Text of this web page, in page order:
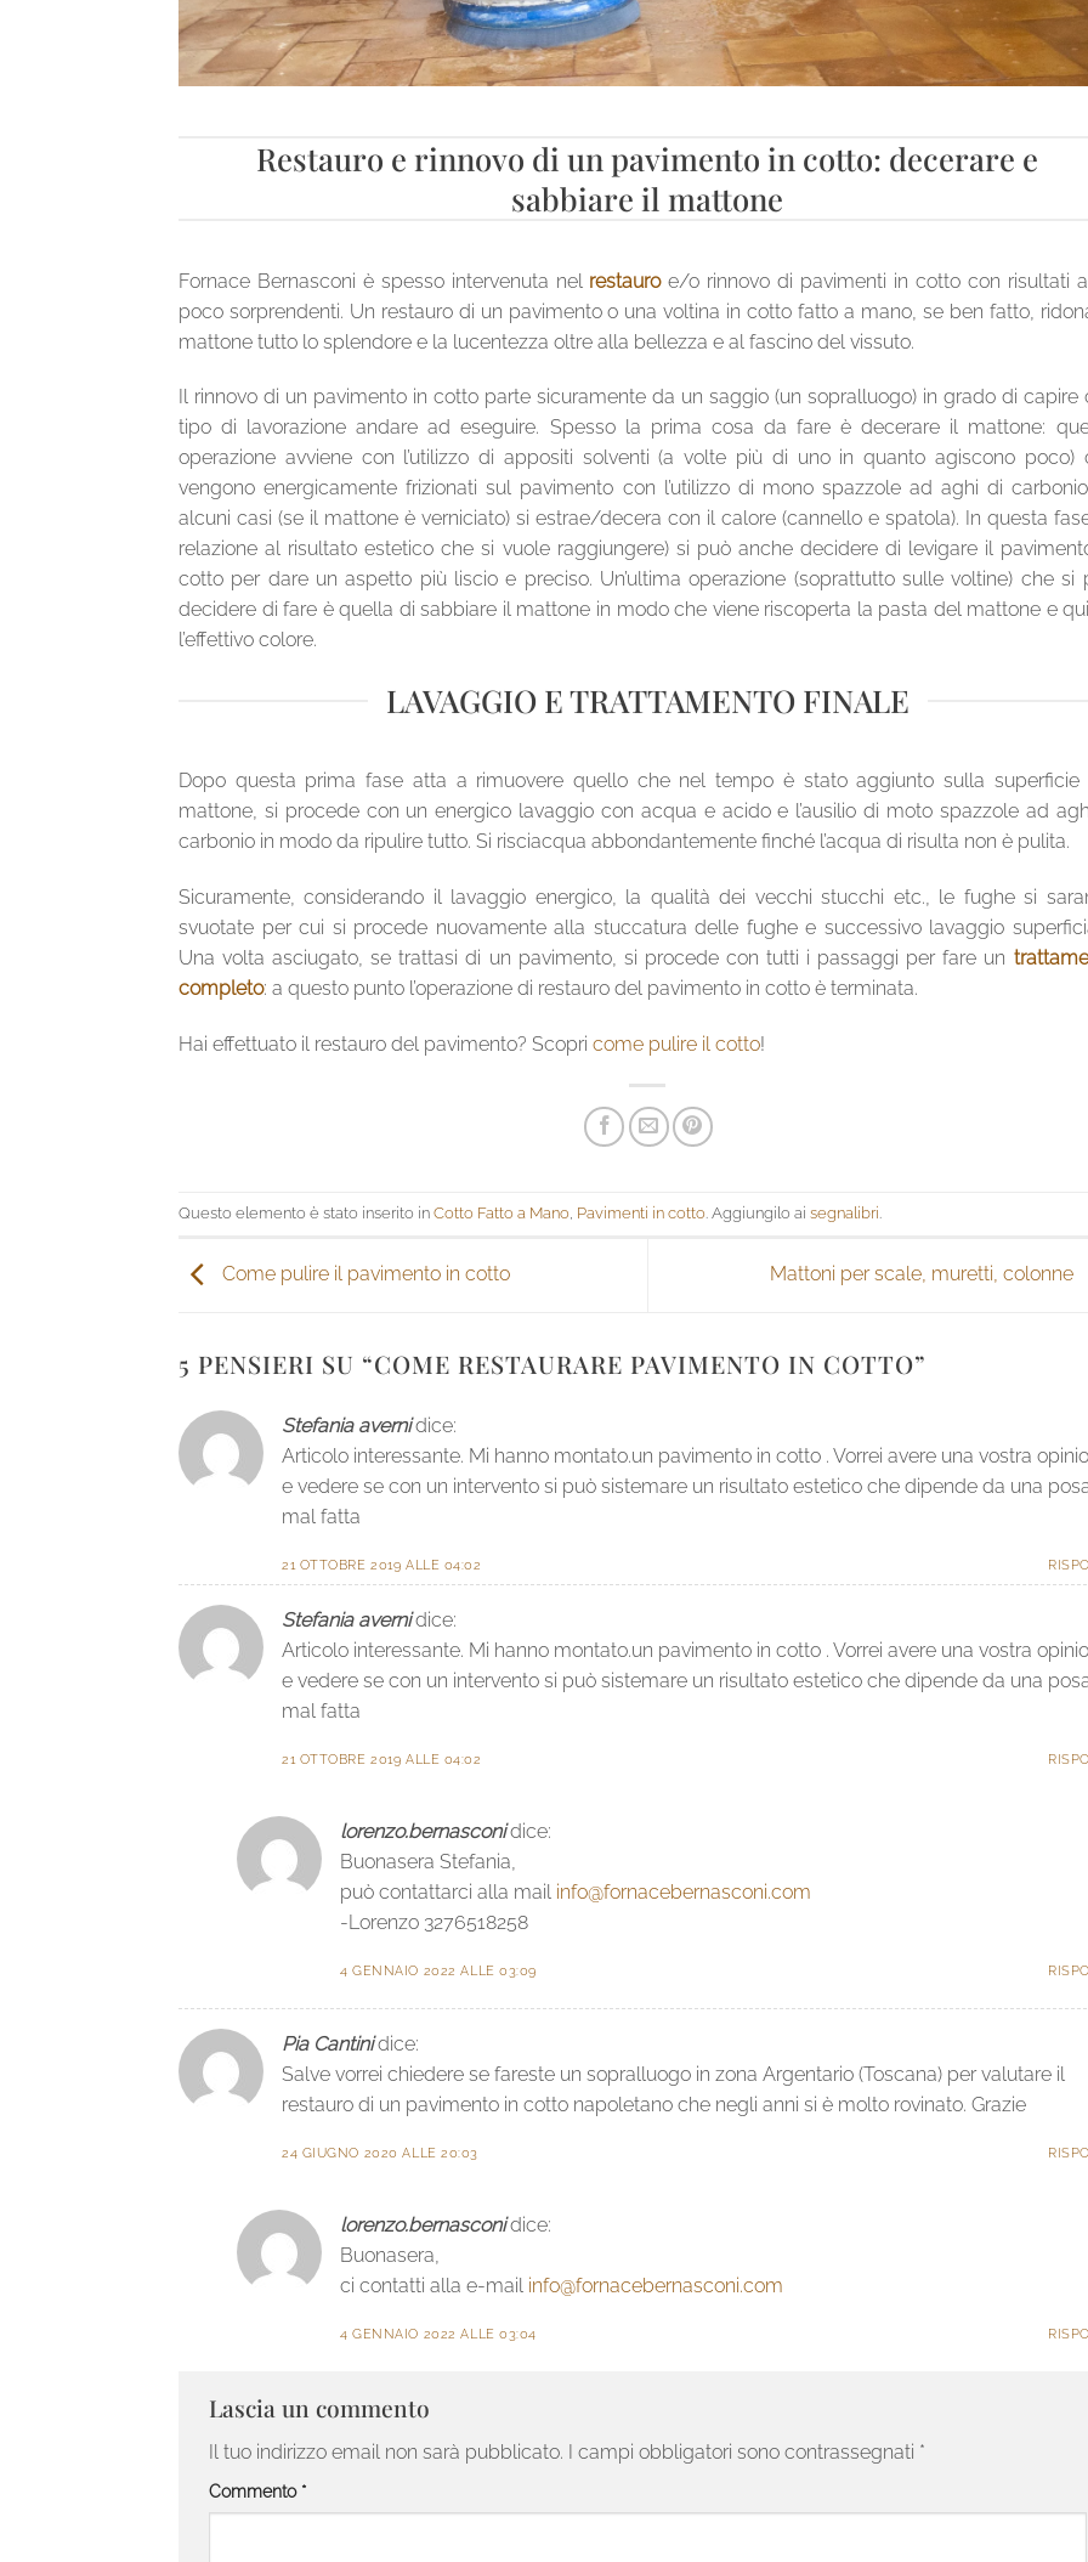
Restauro e rinnovo di un pavimento in cotto: decerare e
sabbiare il mattone
Fornace Bernasconi è spesso intervenuta nel restauroe/o rinnovo di pavimenti in cotto con risultati
poco sorprendenti. Un restauro di un pavimento o una voltina in cotto fatto a mano, se ben fatto,
mattone tutto lo splendore e la lucentezza oltre alla bellezza e al fascino del vissuto.
Il rinnovo di un pavimento in cotto parte sicuramente da un saggio (un sopralluogo) in grado di capire
tipo di lavorazione andare ad eseguire. Spesso la prima cosa da fare è decerare il mattone:
operazione avviene con l’utilizzo di appositi solventi (a volte più di uno in quanto agiscono poco)
vengono energicamente frizionati sul pavimento con l’utilizzo di mono spazzole ad aghi di
alcuni casi (se il mattone è verniciato) si estrae/decera con il calore (cannello e spatola). In questa
relazione al risultato estetico che si vuole raggiungere) si può anche decidere di levigare il
cotto per dare un aspetto più liscio e preciso. Un’ultima operazione (soprattutto sulle voltine) che si
decidere di fare è quella di sabbiare il mattone in modo che viene riscoperta la pasta del mattone e
l’effettivo colore.
LAVAGGIO E TRATTAMENTO FINALE
Dopo questa prima fase atta a rimuovere quello che nel tempo è stato aggiunto sulla superficie
mattone, si procede con un energico lavaggio con acqua e acido e l’ausilio di moto spazzole ad
carbonio in modo da ripulire tutto. Si risciacqua abbondantemente finché l’acqua di risulta non è pulita.
Sicuramente, considerando il lavaggio energico, la qualità dei vecchi stucchi etc., le fughe si
svuotate per cui si procede nuovamente alla stuccatura delle fughe e successivo lavaggio
Una volta asciugato, se trattasi di un pavimento, si procede con tutti i passaggi per fare un
completo: a questo punto l’operazione di restauro del pavimento in cotto è terminata.
Hai effettuato il restauro del pavimento? Scopri come pulire il cotto!
Questo elemento è stato inserito in Cotto Fatto a Mano Pavimenti in cotto . Aggiungilo ai segnalibri
Come pulire il pavimento in cotto Mattoni per scale, muretti, colonne
5 PENSIERI SU “COME RESTAURARE PAVIMENTO IN COTTO”
Stefania averni dice:
Articolo interessante. Mi hanno montato.un pavimento in cotto . Vorrei avere una vostra
e vedere se con un intervento si può sistemare un risultato estetico che dipende da una
mal fatta
21 OTTOBRE 2019 ALLE 04:02
Stefania averni dice:
Articolo interessante. Mi hanno montato.un pavimento in cotto . Vorrei avere una vostra
e vedere se con un intervento si può sistemare un risultato estetico che dipende da una
mal fatta
21 OTTOBRE 2019 ALLE 04:02
lorenzo.bernasconi dice:
Buonasera Stefania,
può contattarci alla mail info@fornacebernasconi.com
-Lorenzo 3276518258
4 GENNAIO 2022 ALLE 03:09
Pia Cantini dice:
Salve vorrei chiedere se fareste un sopralluogo in zona Argentario (Toscana) per valutare il
restauro di un pavimento in cotto napoletano che negli anni si è molto rovinato. Grazie
24 GIUGNO 2020 ALLE 20:03
lorenzo.bernasconi dice:
Buonasera,
ci contatti alla e-mail info@fornacebernasconi.com
4 GENNAIO 2022 ALLE 03:04
Lascia un commento
Il tuo indirizzo email non sarà pubblicato. I campi obbligatori sono contrassegnati *
Commento *